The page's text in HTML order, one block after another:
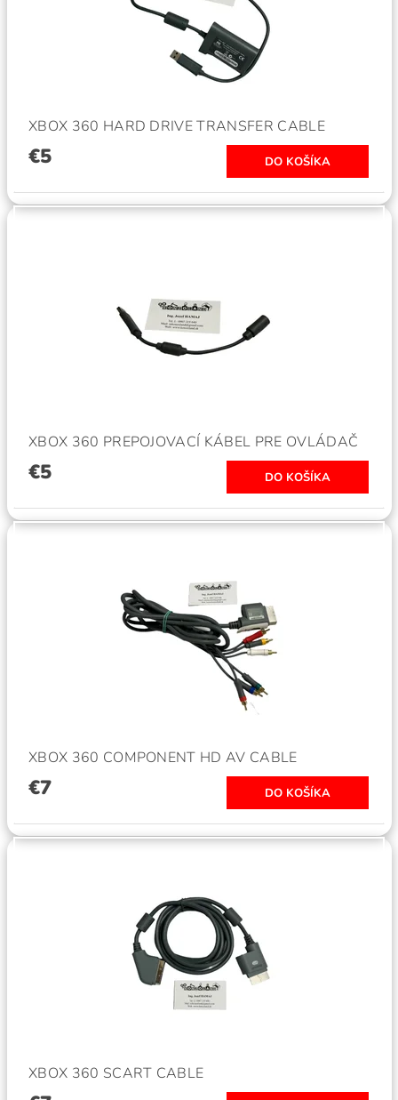
XBOX 360 HARD DRIVE TRANSFER CABLE
€5
XBOX 360 PREPOJOVACÍ KÁBEL PRE OVLÁDAČ
€5
XBOX 360 COMPONENT HD AV CABLE
€7
XBOX 360 SCART CABLE